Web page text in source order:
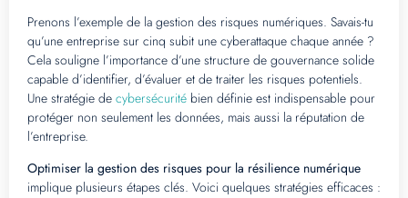
Prenons l’exemple de la gestion des risques numériques. Savais-tu
qu’une entreprise sur cinq subit une cyberattaque chaque année ?
Cela souligne l’importance d’une structure de gouvernance solide
capable d’identifier, d’évaluer et de traiter les risques potentiels.
Une stratégie de cybersécurité bien définie est indispensable pour
protéger non seulement les données, mais aussi la réputation de
l’entreprise.
Optimiser la gestion des risques pour la résilience numérique
implique plusieurs étapes clés. Voici quelques stratégies efficaces :